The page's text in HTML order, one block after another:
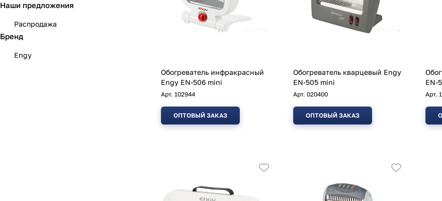
Обогреватель инфракрасный
Engy EN-506 mini
Арт. 102944
ОПТОВЫЙ ЗАКАЗ
Обогреватель кварцевый Engy
EN-505 mini
Арт. 020400
ОПТОВЫЙ ЗАКАЗ
EN-
Арт.
Наши предложения
Распродажа
Бренд
Engy